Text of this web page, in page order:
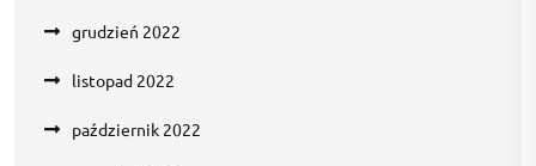
grudzień 2022
listopad 2022
październik 2022